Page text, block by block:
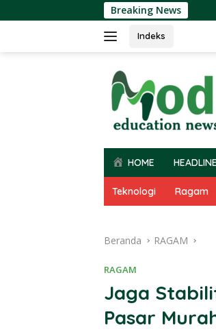
ke
Breaking News
Indeks
HOME HEADLINE
Teknologi Ragam
Beranda RAGAM
RAGAM
Jaga
Pasar